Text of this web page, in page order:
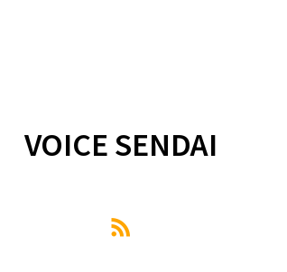
VOICE SENDAI